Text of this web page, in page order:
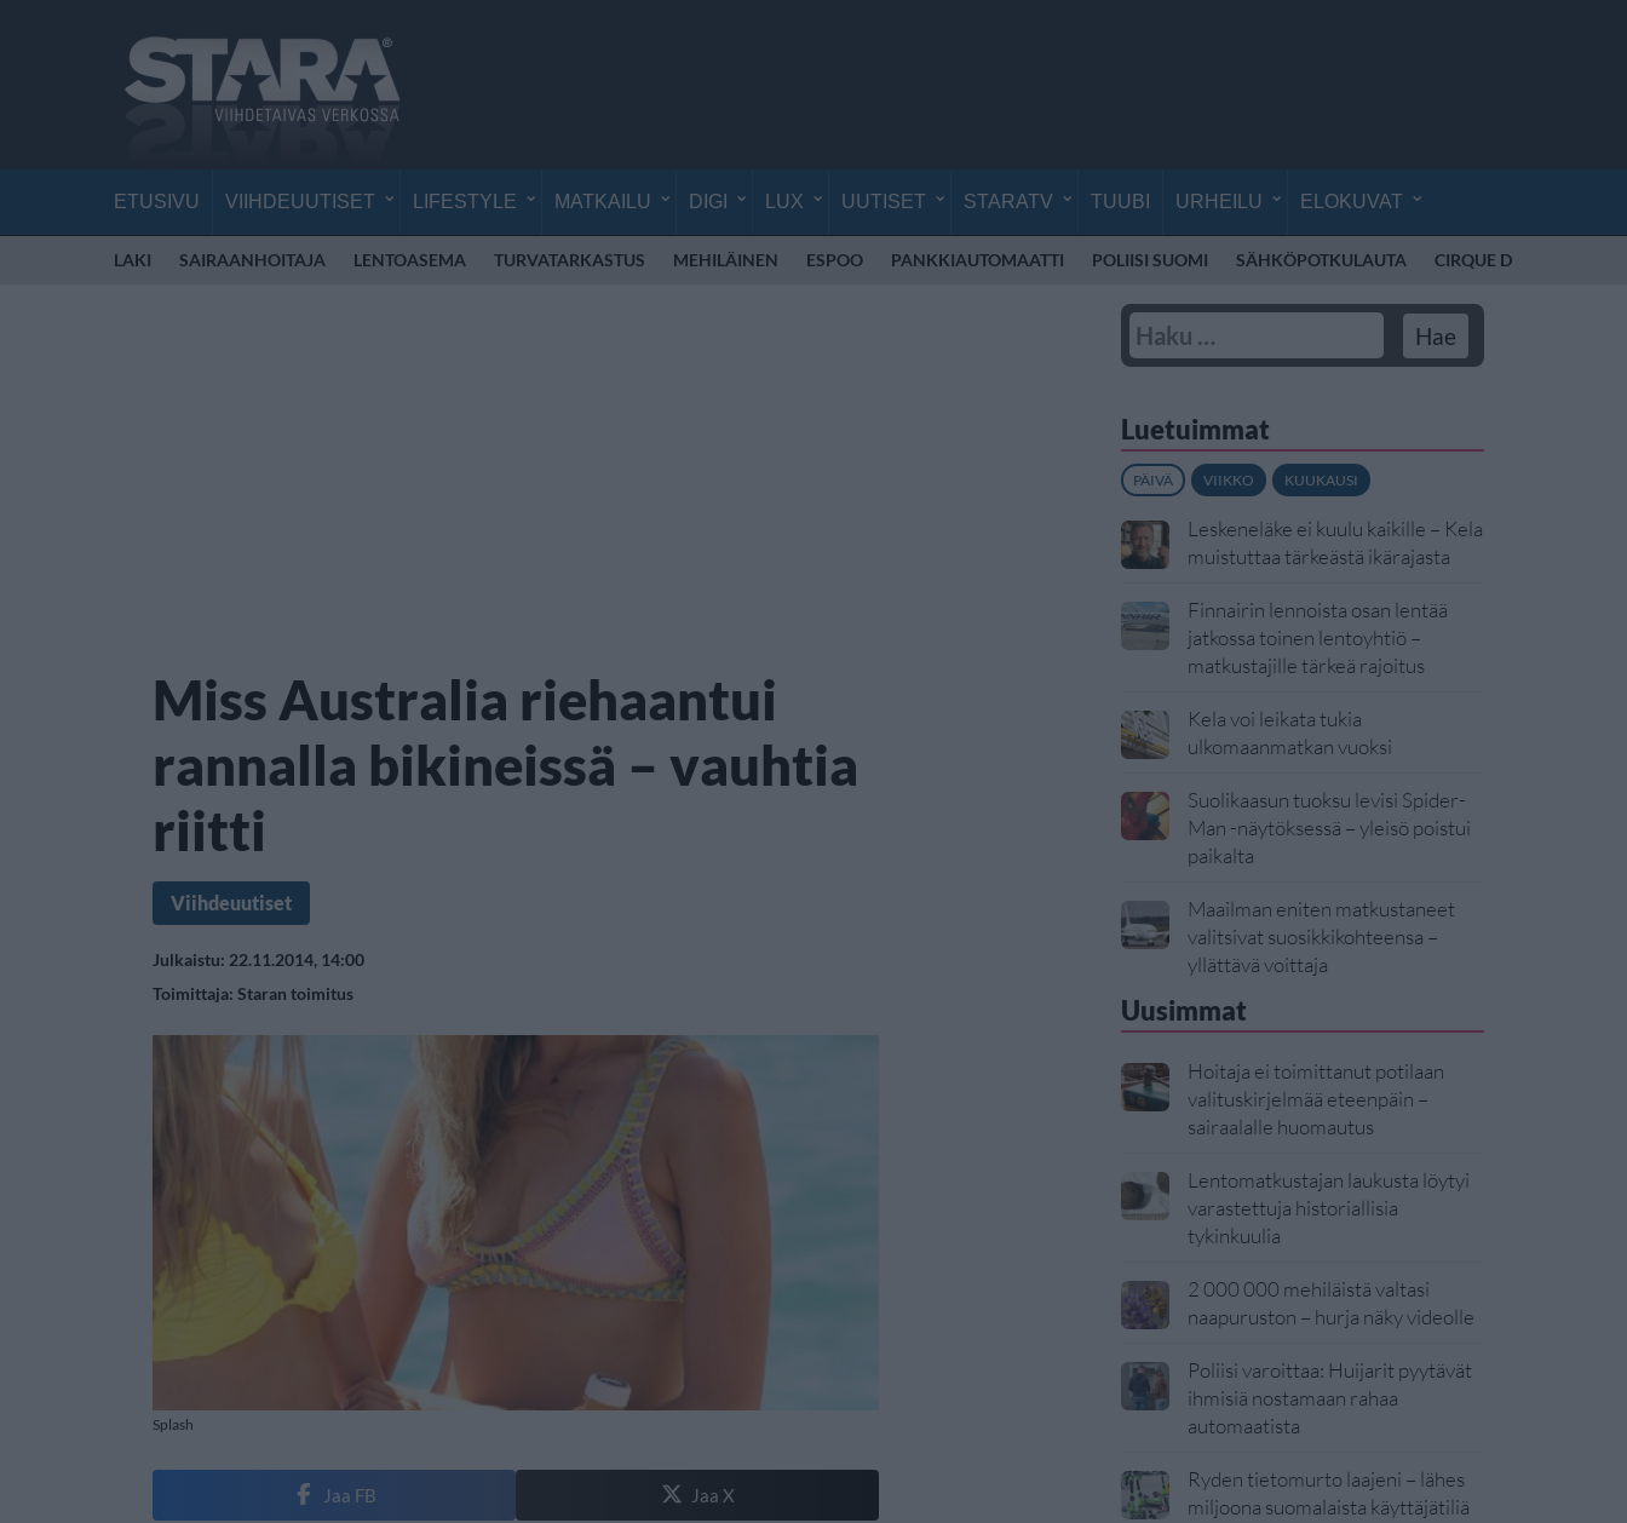
ETUSIVU VIIHDEUUTISET LIFESTYLE MATKAILU DIGI LUX UUTISET STARATV TUUBI URHEILU ELOKUVAT
LAKI SAIRAANHOITAJA LENTOASEMA TURVATARKASTUS MEHILÄINEN ESPOO PANKKIAUTOMAATTI POLIISI SUOMI SÄHKÖPOTKULAUTA CIRQUE DU SOLEIL
Miss Australia riehaantui
rannalla bikineissä – vauhtia
riitti
Viihdeuutiset
Julkaistu: 22.11.2014, 14:00
Toimittaja: Staran toimitus
Splash
Jaa FB Jaa X
Luetuimmat
PÄIVÄ VIIKKO KUUKAUSI
Leskeneläke ei kuulu kaikille – Kela
muistuttaa tärkeästä ikärajasta
Finnairin lennoista osan lentää
jatkossa toinen lentoyhtiö –
matkustajille tärkeä rajoitus
Kela voi leikata tukia
ulkomaanmatkan vuoksi
Suolikaasun tuoksu levisi Spider-
Man -näytöksessä – yleisö poistui
paikalta
Maailman eniten matkustaneet
valitsivat suosikkikohteensa –
yllättävä voittaja
Uusimmat
Hoitaja ei toimittanut potilaan
valituskirjelmää eteenpäin –
sairaalalle huomautus
Lentomatkustajan laukusta löytyi
varastettuja historiallisia
tykinkuulia
2 000 000 mehiläistä valtasi
naapuruston – hurja näky videolle
Poliisi varoittaa: Huijarit pyytävät
ihmisiä nostamaan rahaa
automaatista
Ryden tietomurto laajeni – lähes
miljoona suomalaista käyttäjätiliä